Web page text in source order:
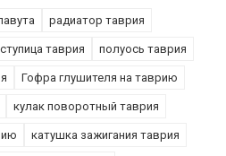
радиатор таврия
ступица таврия полуось таврия
Гофра глушителя на таврию
кулак поворотный таврия
катушка зажигания таврия